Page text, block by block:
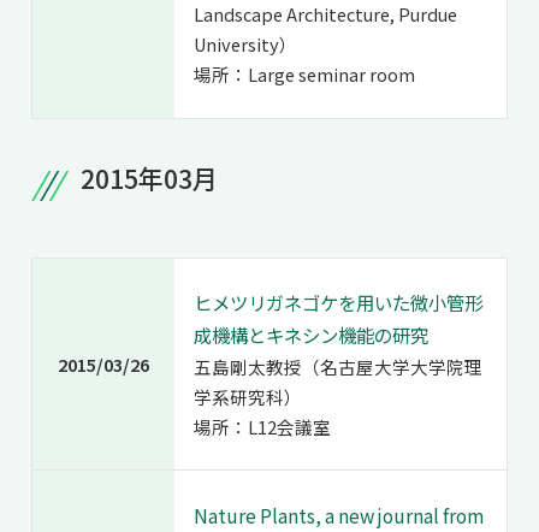
Landscape Architecture, Purdue
University）
場所：Large seminar room
2015年03月
2015/03/26
ヒメツリガネゴケを用いた微小管形
成機構とキネシン機能の研究
五島剛太教授（名古屋大学大学院理
学系研究科）
場所：L12会議室
Nature Plants, a new journal from